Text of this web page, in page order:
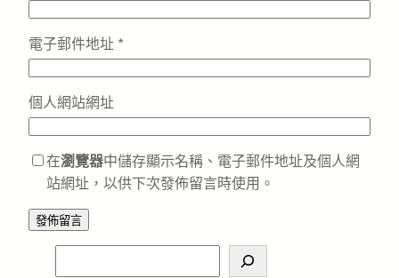
電子郵件地址 *
個人網站網址
在瀏覽器中儲存顯示名稱、電子郵件地址及個人網
站網址，以供下次發佈留言時使用。